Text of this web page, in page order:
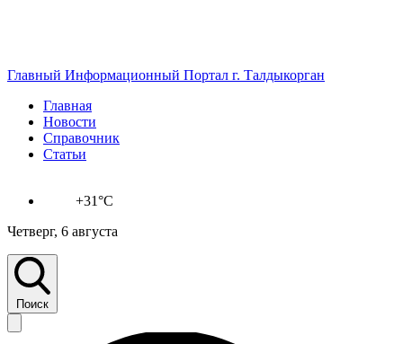
Главный Информационный Портал г. Талдыкорган
Главная
Новости
Справочник
Статьи
+31°C
Четверг, 6 августа
Поиск